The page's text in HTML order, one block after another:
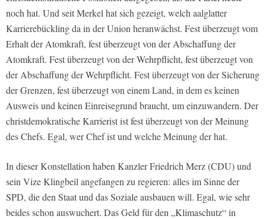
noch hat. Und seit Merkel hat sich gezeigt, welch aalglatter
Karrierebückling da in der Union heranwächst. Fest überzeugt vom
Erhalt der Atomkraft, fest überzeugt von der Abschaffung der
Atomkraft. Fest überzeugt von der Wehrpflicht, fest überzeugt von
der Abschaffung der Wehrpflicht. Fest überzeugt von der Sicherung
der Grenzen, fest überzeugt von einem Land, in dem es keinen
Ausweis und keinen Einreisegrund braucht, um einzuwandern. Der
christdemokratische Karrierist ist fest überzeugt von der Meinung
des Chefs. Egal, wer Chef ist und welche Meinung der hat.
In dieser Konstellation haben Kanzler Friedrich Merz (CDU) und
sein Vize Klingbeil angefangen zu regieren: alles im Sinne der
SPD, die den Staat und das Soziale ausbauen will. Egal, wie sehr
beides schon auswuchert. Das Geld für den „Klimaschutz“ in